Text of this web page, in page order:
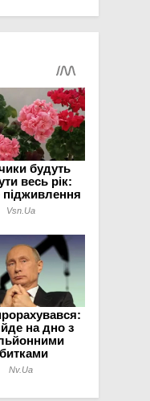
стійким